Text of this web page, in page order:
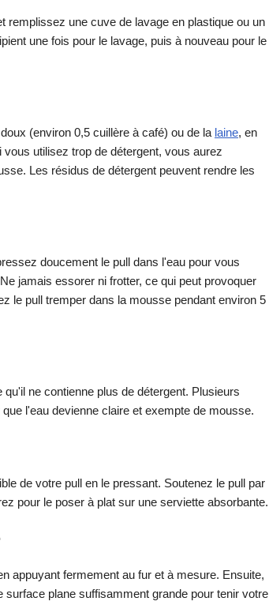
remplissez une cuve de lavage en plastique ou un
une fois pour le lavage, puis à nouveau pour le
(environ 0,5 cuillère à café) ou de la laine, en
utilisez trop de détergent, vous aurez
Les résidus de détergent peuvent rendre les
doucement le pull dans l'eau pour vous
jamais essorer ni frotter, ce qui peut provoquer
le pull tremper dans la mousse pendant environ 5
ne contienne plus de détergent. Plusieurs
l'eau devienne claire et exempte de mousse.
de votre pull en le pressant. Soutenez le pull par
pour le poser à plat sur une serviette absorbante.
appuyant fermement au fur et à mesure. Ensuite,
plane suffisamment grande pour tenir votre